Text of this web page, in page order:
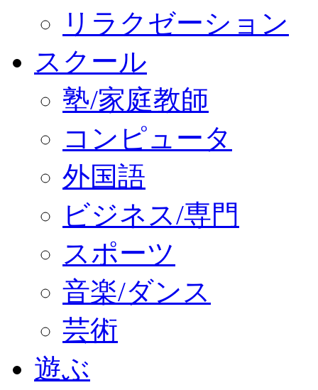
リラクゼーション
スクール
塾/家庭教師
コンピュータ
外国語
ビジネス/専門
スポーツ
音楽/ダンス
芸術
遊ぶ